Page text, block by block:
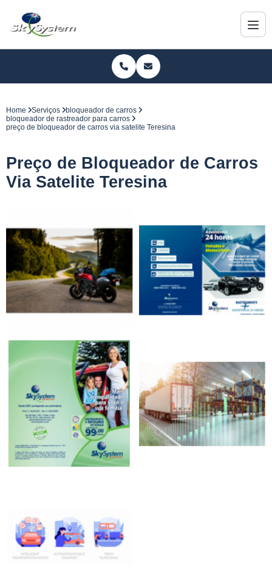
Home Serviços
bloqueador de carros
bloqueador de rastreador para carros
preço de bloqueador de carros via satelite Teresina
Preço de Bloqueador de Carros
Via Satelite Teresina